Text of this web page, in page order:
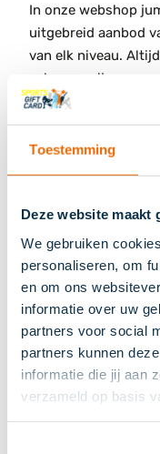
Toestemming
Deze website maakt
We gebruiken
personaliseren, om
en om ons
informatie over uw
partners voor social
partners kunnen
informatie die jij aan
verzameld op basis
In onze webshop
uitgebreid aanbod
van elk niveau.
scherpe prijzen,
Hoe kan ik de
bedrag wordt direct
aankoop.
eenvoudig op een
Hoe kan ik de
Sports online?
De Sports Gift Card
worden bij het
jumbosports.com.
het betaalproces